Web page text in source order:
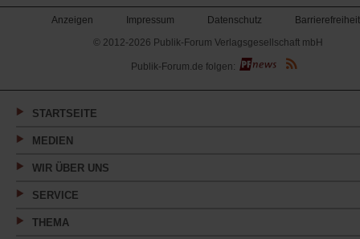
Anzeigen Impressum Datenschutz
Barrierefreiheit
© 2012-2026 Publik-Forum Verlagsgesellschaft mbH
(Öffnet
in
neuen
Publik-Forum.de folgen:
STARTSEITE
MEDIEN
WIR ÜBER UNS
SERVICE
THEMA